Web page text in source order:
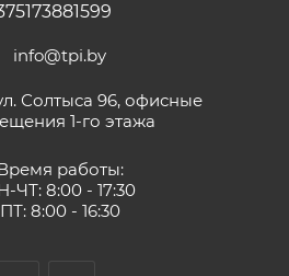
info@tpi.by
Солтыса 96, офисные
1-го этажа
работы:
ЧТ: 8:00 - 17:30
ПТ: 8:00 - 16:30